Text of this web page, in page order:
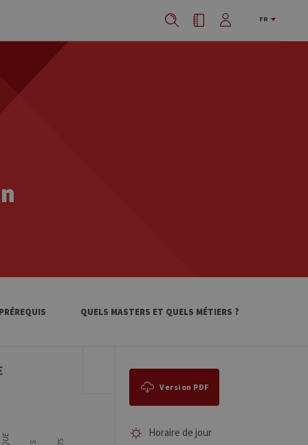
FR
QUELS MASTERS ET QUELS MÉTIERS ?
Version PDF
Horaire de jour